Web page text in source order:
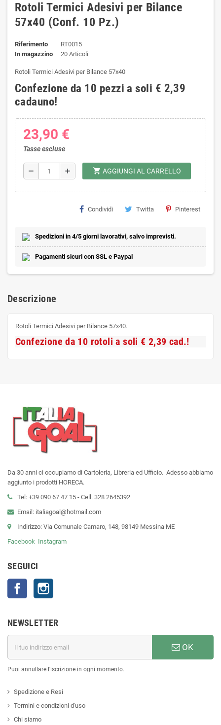
Rotoli Termici Adesivi per Bilance
57x40 (Conf. 10 Pz.)
Riferimento
RT0015
In magazzino
20 Articoli
Rotoli Termici Adesivi per Bilance 57x40
Confezione da 10 pezzi a soli € 2,39
cadauno!
23,90 €
Tasse escluse
remove add shopping_cart AGGIUNGI AL CARRELLO
Condividi Twitta Pinterest
Spedizioni in 4/5 giorni lavorativi, salvo imprevisti.
Pagamenti sicuri con SSL e Paypal
Descrizione
Rotoli Termici Adesivi per Bilance 57x40.
Confezione da 10 rotoli a soli € 2,39 cad.!
Da 30 anni ci occupiamo di Cartoleria, Libreria ed Ufficio. Adesso abbiamo
aggiunto i prodotti HORECA.
Tel: +39 090 67 47 15 - Cell. 328 2645392
Email: italiagoal@hotmail.com
Indirizzo: Via Comunale Camaro, 148, 98149 Messina ME
Facebook Instagram
SEGUICI
Facebook
NEWSLETTER
OK
Puoi annullare l'iscrizione in ogni momento.
Spedizione e Resi
Termini e condizioni d'uso
Chi siamo